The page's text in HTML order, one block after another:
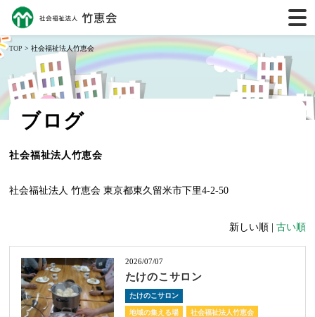
TOP > 社会福祉法人竹恵会
ブログ
社会福祉法人竹恵会
社会福祉法人 竹恵会 東京都東久留米市下里4-2-50
新しい順 | 古い順
2026/07/07
たけのこサロン
たけのこサロン
地域の集える場
社会福祉法人竹恵会